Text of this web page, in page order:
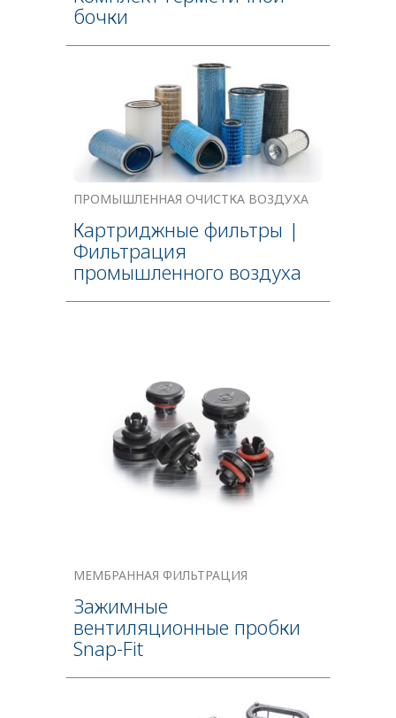
бочки
ПРОМЫШЛЕННАЯ ОЧИСТКА ВОЗДУХА
Картриджные фильтры |
Фильтрация
промышленного воздуха
МЕМБРАННАЯ ФИЛЬТРАЦИЯ
Зажимные
вентиляционные пробки
Snap-Fit